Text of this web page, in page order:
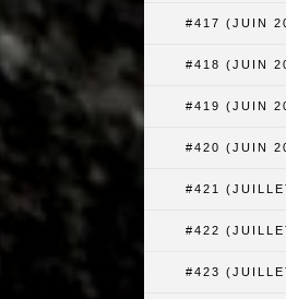
#417 (JUIN
#418 (JUIN
#419 (JUIN
#420 (JUIN
#421
#422
#423